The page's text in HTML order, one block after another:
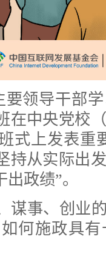
领导干部学
在中央党校
式上发表重
持从实际出
政绩”。
事、创业的
何施政具